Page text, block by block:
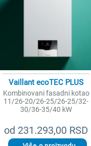
od 231.293,00 RSD
Vaillant ecoTEC PLUS
Kombinovani fasadni kotao
11/26-20/26-25/26-25/32-
30/36-35/40 kW